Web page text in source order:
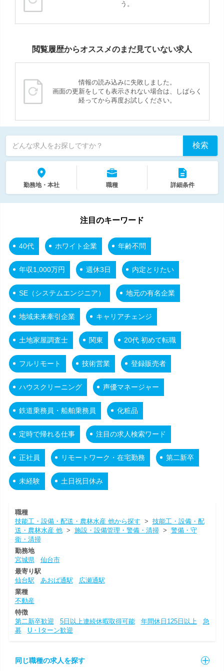
う。
閲覧履歴からオススメのまだ見ていない求人
情報の読み込みに失敗しました。
画面の更新をしても表示されない場合は、しばらく
経ってから再度お試しください。
どんな求人をお探しですか？ 検索
勤務地・本社 職種 詳細条件
注目のキーワード
40代 ホワイト企業 年齢不問
年収1,000万円 週休3日 内定とりたい
SE（システムエンジニア） 地元の有名企業
地域未来牽引企業 キャリアチェンジ
土地家屋調査士 関東 20代 初めて転職
フルリモート 技術営業 登録販売者
ハウスクリーニング 声優マネージャー
鉄道乗務員・船舶乗務員 化粧品
定時で帰れる仕事 注目の求人検索ワード
正社員 リモートワーク・在宅勤務 第二新卒
未経験 土日祝日休み
職種
技能工・設備・配送・農林水産 他から探す > 技能工・設備・配
送・農林水産 他> 施設・設備管理・警備・清掃> 警備・守
衛・清掃
勤務地
宮城県
仙台市
最寄り駅
仙台駅
あおば通駅
広瀬通駅
業種
不動産
特徴
第二新卒歓迎
5日以上連続休暇取得可能 年間休日125日以上
急
募
U・Iターン歓迎
同じ職種の求人を探す